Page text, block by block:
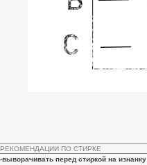
РЕКОМЕНДАЦИИ ПО СТИРКЕ
-выворачивать перед стиркой на изнанку